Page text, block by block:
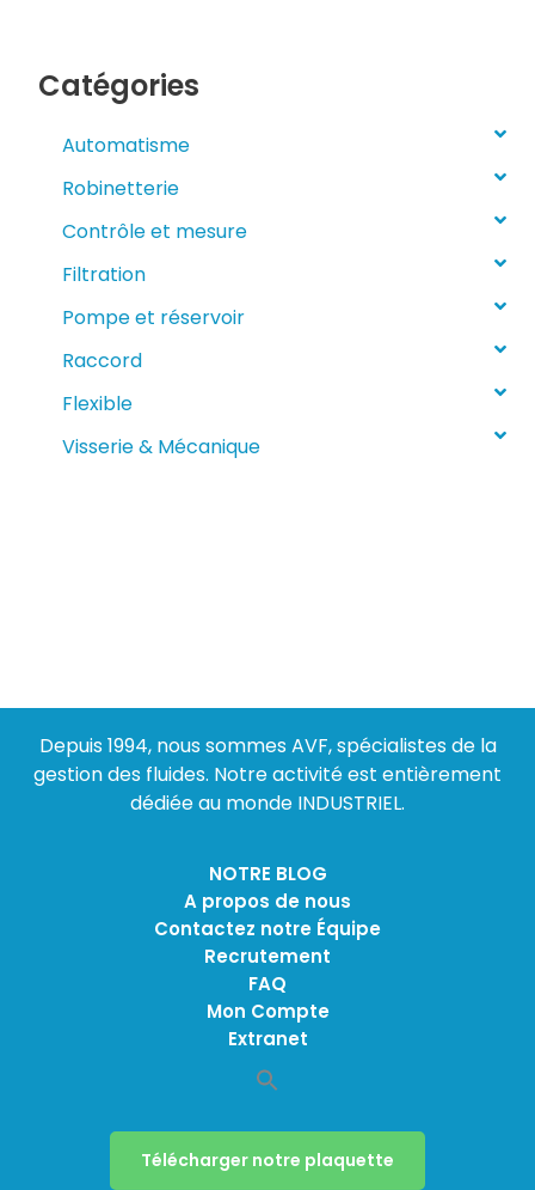
Catégories
Automatisme
Robinetterie
Contrôle et mesure
Filtration
Pompe et réservoir
Raccord
Flexible
Visserie & Mécanique
Depuis 1994, nous sommes AVF, spécialistes de la
gestion des fluides. Notre activité est entièrement
dédiée au monde INDUSTRIEL.
NOTRE BLOG
A propos de nous
Contactez notre Équipe
Recrutement
FAQ
Mon Compte
Extranet
Télécharger notre plaquette